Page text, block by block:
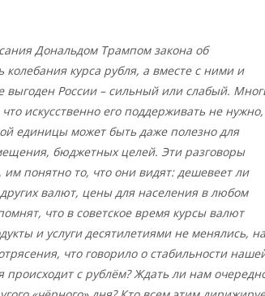
Дональдом Трампом закона об
колебания курса рубля, а вместе с ними и
выгоден России – сильный или слабый.
искусственно его поддерживать не
единицы может быть даже полезно для
бюджетных целей. Эти разговоры
понятно то, что они видят: дешевеет ли
валют, цены для населения в любом
что в советское время курсы валют
и услуги десятилетиями не менялись, на
что говорило о стабильности
происходит с рублём? Ждать ли нам